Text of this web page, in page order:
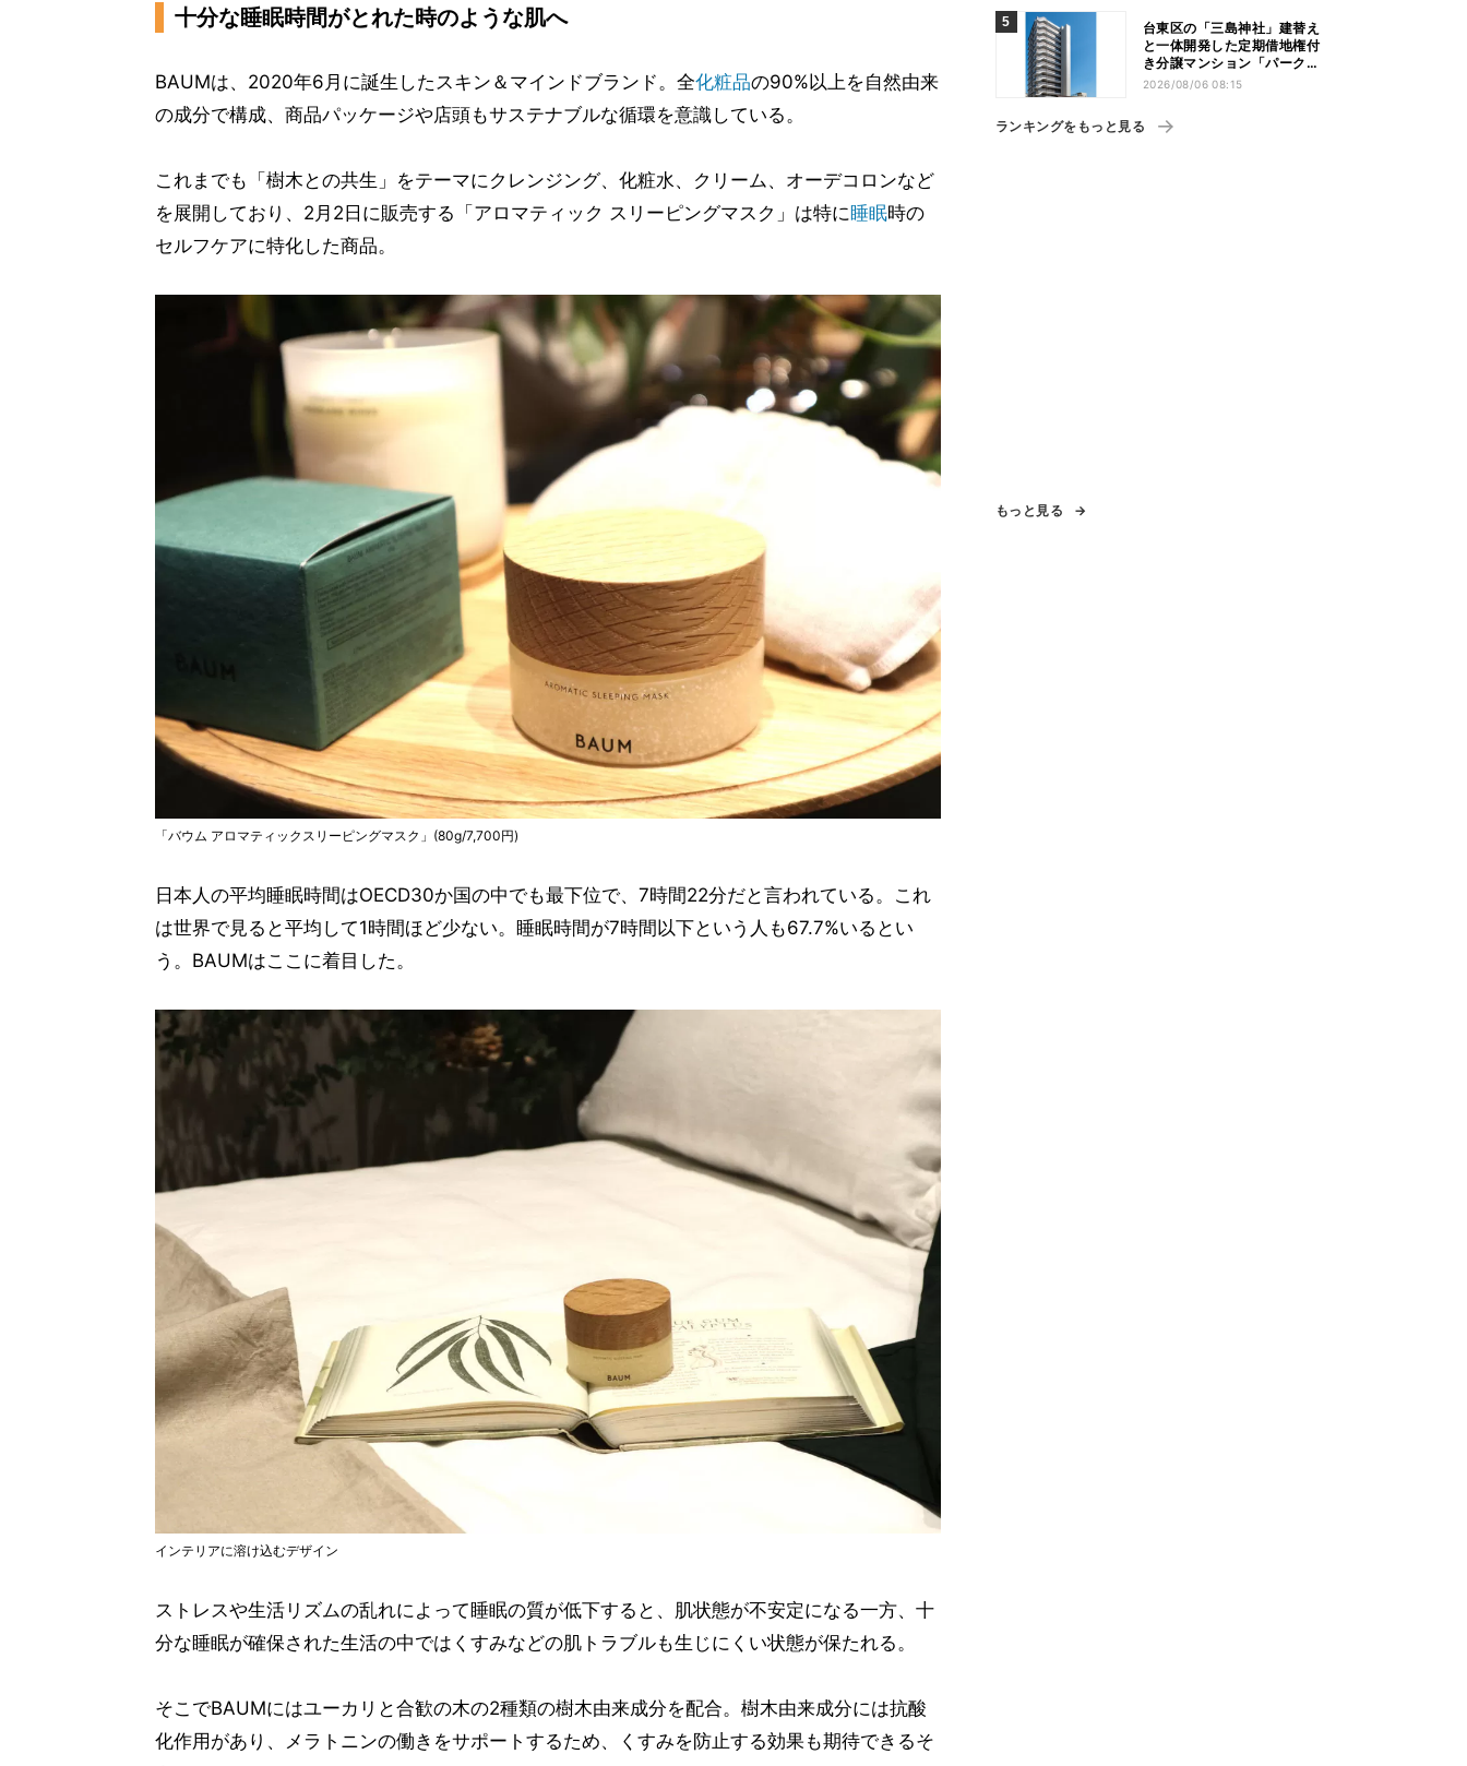
十分な睡眠時間がとれた時のような肌へ
BAUMは、2020年6月に誕生したスキン＆マインドブランド。全化粧品の90%以上を自然由来
の成分で構成、商品パッケージや店頭もサステナブルな循環を意識している。
これまでも「樹木との共生」をテーマにクレンジング、化粧水、クリーム、オーデコロンなど
を展開しており、2月2日に販売する「アロマティック スリーピングマスク」は特に睡眠時の
セルフケアに特化した商品。
「バウム アロマティックスリーピングマスク」(80g/7,700円)
日本人の平均睡眠時間はOECD30か国の中でも最下位で、7時間22分だと言われている。これ
は世界で見ると平均して1時間ほど少ない。睡眠時間が7時間以下という人も67.7%いるとい
う。BAUMはここに着目した。
インテリアに溶け込むデザイン
ストレスや生活リズムの乱れによって睡眠の質が低下すると、肌状態が不安定になる一方、十
分な睡眠が確保された生活の中ではくすみなどの肌トラブルも生じにくい状態が保たれる。
そこでBAUMにはユーカリと合歓の木の2種類の樹木由来成分を配合。樹木由来成分には抗酸
化作用があり、メラトニンの働きをサポートするため、くすみを防止する効果も期待できるそ
台東区の「三島神社」建替え
と一体開発した定期借地権付
き分譲マンション「パークホ
ームズ入谷」竣工
2026/08/06 08:15
ランキングをもっと見る
もっと見る